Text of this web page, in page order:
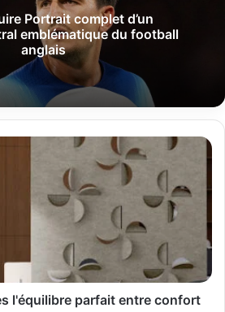
Portrait complet d’un
emblématique du football
anglais
l'équilibre parfait entre confort